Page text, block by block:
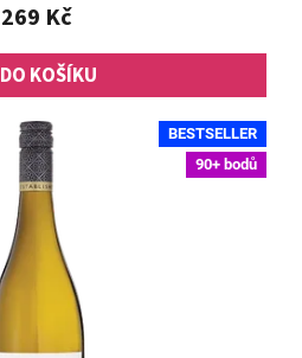
5
hvězdiček.
269 Kč
DO KOŠÍKU
BESTSELLER
90+ bodů